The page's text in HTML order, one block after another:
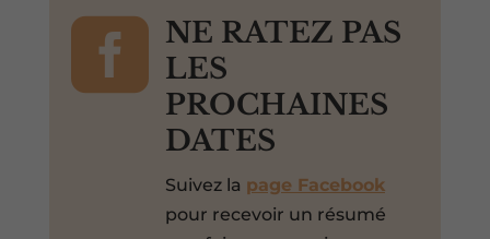

NE RATEZ PAS
LES
PROCHAINES
DATES
Suivez la page Facebook
pour recevoir un résumé